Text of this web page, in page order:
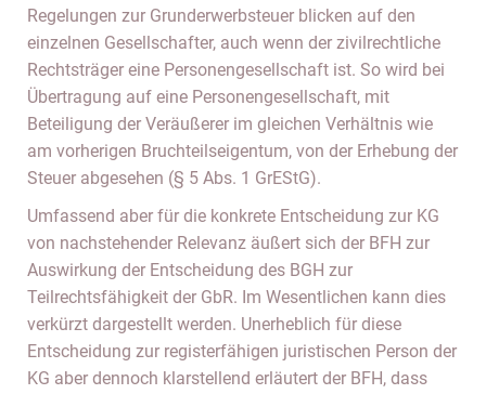
Regelungen zur Grunderwerbsteuer blicken auf den
einzelnen Gesellschafter, auch wenn der zivilrechtliche
Rechtsträger eine Personengesellschaft ist. So wird bei
Übertragung auf eine Personengesellschaft, mit
Beteiligung der Veräußerer im gleichen Verhältnis wie
am vorherigen Bruchteilseigentum, von der Erhebung der
Steuer abgesehen (§ 5 Abs. 1 GrEStG).
Umfassend aber für die konkrete Entscheidung zur KG
von nachstehender Relevanz äußert sich der BFH zur
Auswirkung der Entscheidung des BGH zur
Teilrechtsfähigkeit der GbR. Im Wesentlichen kann dies
verkürzt dargestellt werden. Unerheblich für diese
Entscheidung zur registerfähigen juristischen Person der
KG aber dennoch klarstellend erläutert der BFH, dass